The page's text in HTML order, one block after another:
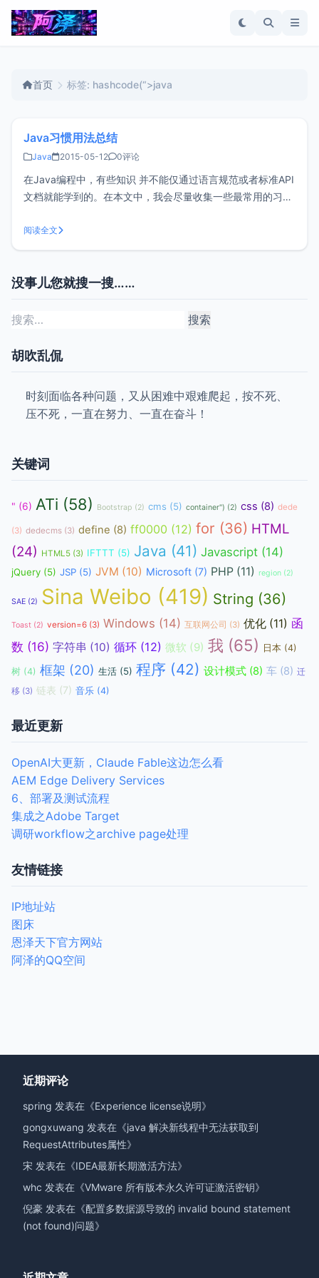
首页 标签: hashcode(“>java
Java习惯用法总结
Java 2015-05-12 0评论
在Java编程中，有些知识 并不能仅通过语言规范或者标准API
文档就能学到的。在本文中，我会尽量收集一些最常用的习惯
《Effective Java》对这个话题给出了更详尽的论述，可以从
这本书里学习更多的用法。）我把本文的所有代码都放在公共
阅读全文
没事儿您就搜一搜……
搜
胡吹乱侃
时刻面临各种问题，又从困难中艰难爬起，按不死、
压不死，一直在努力、一直在奋斗！
关键词
" (6) ATi (58) Bootstrap (2) cms (5) container") (2) css (8) dede
(3) dedecms (3) define (8) ff0000 (12) for (36) HTML
(24) HTML5 (3) IFTTT (5) Java (41) Javascript (14)
jQuery (5) JSP (5) JVM (10) Microsoft (7) PHP (11) region (2)
SAE (2) Sina Weibo (419) String (36)
Toast (2) version=6 (3) Windows (14) 互联网公司 (3) 优化 (11) 函
数 (16) 字符串 (10) 循环 (12) 微软 (9) 我 (65) 日本 (4)
树 (4) 框架 (20) 生活 (5) 程序 (42) 设计模式 (8) 车 (8) 迁
移 (3) 链表 (7) 音乐 (4)
最近更新
OpenAI大更新，Claude Fable这边怎么看
AEM Edge Delivery Services
6、部署及测试流程
集成之Adobe Target
调研workflow之archive page处理
友情链接
IP地址站
图床
恩泽天下官方网站
阿泽的QQ空间
近期评论
spring 发表在《Experience license说明》
gongxuwang 发表在《java 解决新线程中无法获取到
RequestAttributes属性》
宋 发表在《IDEA最新长期激活方法》
whc 发表在《VMware 所有版本永久许可证激活密钥》
倪豪 发表在《配置多数据源导致的 invalid bound statement
(not found)问题》